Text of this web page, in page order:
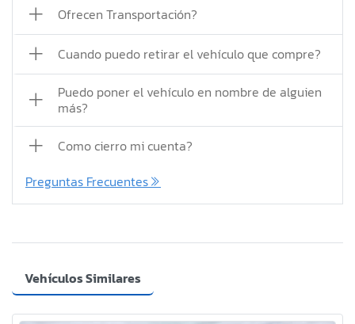
Ofrecen Transportación?
Cuando puedo retirar el vehículo que compre?
Puedo poner el vehículo en nombre de alguien
más?
Como cierro mi cuenta?
Preguntas Frecuentes
Vehículos Similares